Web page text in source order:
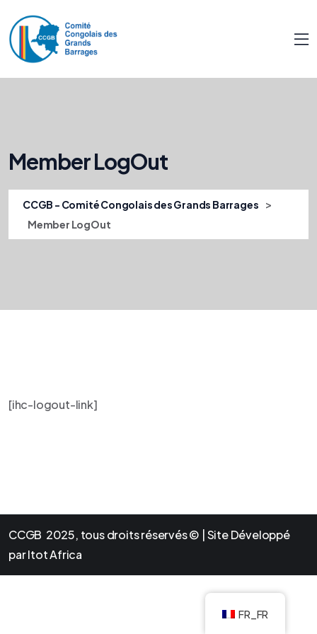
Member LogOut
CCGB - Comité Congolais des Grands Barrages >
Member LogOut
[ihc-logout-link]
CCGB 2025, tous droits réservés © | Site Développé
par Itot Africa
FR_FR